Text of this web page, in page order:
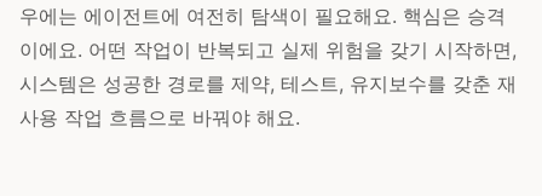
우에는 에이전트에 여전히 탐색이 필요해요. 핵심은 승격
이에요. 어떤 작업이 반복되고 실제 위험을 갖기 시작하면,
시스템은 성공한 경로를 제약, 테스트, 유지보수를 갖춘 재
사용 작업 흐름으로 바꿔야 해요.